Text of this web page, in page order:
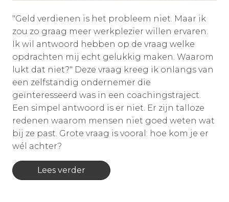
"Geld verdienen is het probleem niet. Maar ik
zou zo graag meer werkplezier willen ervaren.
Ik wil antwoord hebben op de vraag welke
opdrachten mij echt gelukkig maken. Waarom
lukt dat niet?" Deze vraag kreeg ik onlangs van
een zelfstandig ondernemer die
geïnteresseerd was in een coachingstraject.
Een simpel antwoord is er niet. Er zijn talloze
redenen waarom mensen niet goed weten wat
bij ze past. Grote vraag is vooral: hoe kom je er
wél achter?
Lees verder